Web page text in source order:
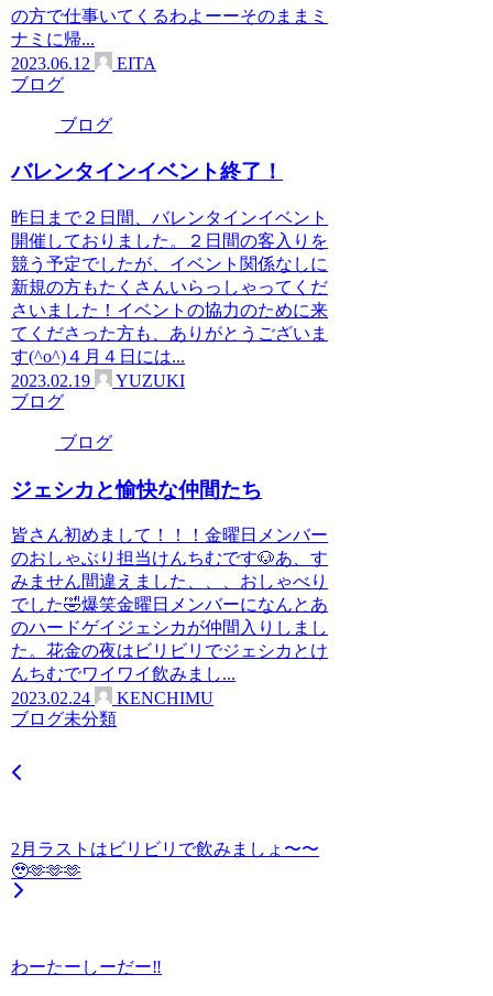
の方で仕事いてくるわよーーそのままミ
ナミに帰...
2023.06.12
EITA
ブログ
ブログ
バレンタインイベント終了！
昨日まで２日間、バレンタインイベント
開催しておりました。２日間の客入りを
競う予定でしたが、イベント関係なしに
新規の方もたくさんいらっしゃってくだ
さいました！イベントの協力のために来
てくださった方も、ありがとうございま
す(^o^)４月４日には...
2023.02.19
YUZUKI
ブログ
ブログ
ジェシカと愉快な仲間たち
皆さん初めまして！！！金曜日メンバー
のおしゃぶり担当けんちむです🐶あ、す
みません間違えました、、、おしゃべり
でした🤣爆笑金曜日メンバーになんとあ
のハードゲイジェシカが仲間入りしまし
た。花金の夜はビリビリでジェシカとけ
んちむでワイワイ飲みまし...
2023.02.24
KENCHIMU
ブログ未分類
2月ラストはビリビリで飲みましょ〜〜
🥹🫶🫶🫶
わーたーしーだー‼️